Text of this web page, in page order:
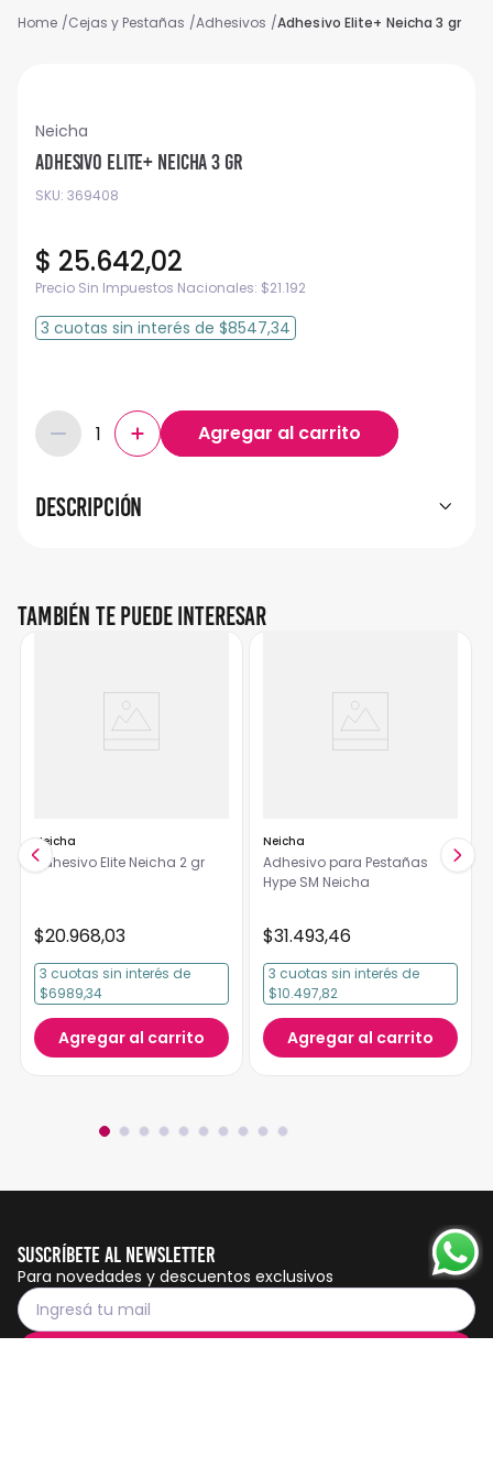
Cejas y Pestañas Adhesivos Adhesivo Elite+ Neicha 3 gr
Neicha
Adhesivo Elite+ Neicha 3 gr
SKU: 369408
$ 25.642,02
Precio Sin Impuestos Nacionales: $21.192
3 cuotas sin interés de $8547,34
Descripción
También te puede interesar
Neicha
Adhesivo Elite Neicha 2 gr
$20.968,03
3 cuotas sin interés de
$6989,34
Agregar al carrito
Neicha
Adhesivo para Pestañas
Hype SM Neicha
$31.493,46
3 cuotas sin interés de
$10.497,82
Agregar al carrito
Suscríbete al Newsletter
Para novedades y descuentos exclusivos